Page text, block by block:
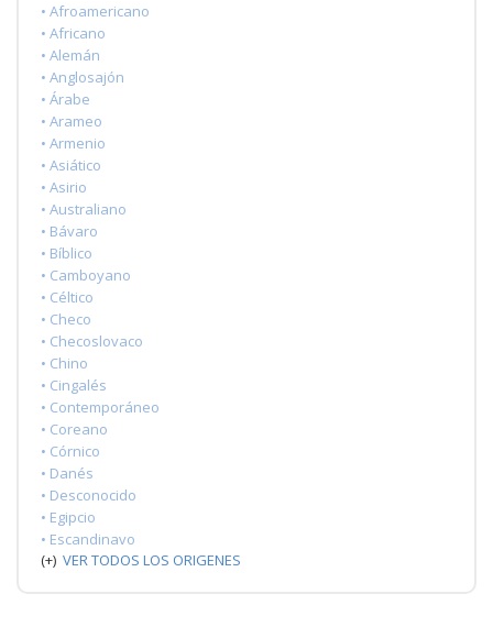
• Afroamericano
• Africano
• Alemán
• Anglosajón
• Árabe
• Arameo
• Armenio
• Asiático
• Asirio
• Australiano
• Bávaro
• Bíblico
• Camboyano
• Céltico
• Checo
• Checoslovaco
• Chino
• Cingalés
• Contemporáneo
• Coreano
• Córnico
• Danés
• Desconocido
• Egipcio
• Escandinavo
(+) VER TODOS LOS ORIGENES